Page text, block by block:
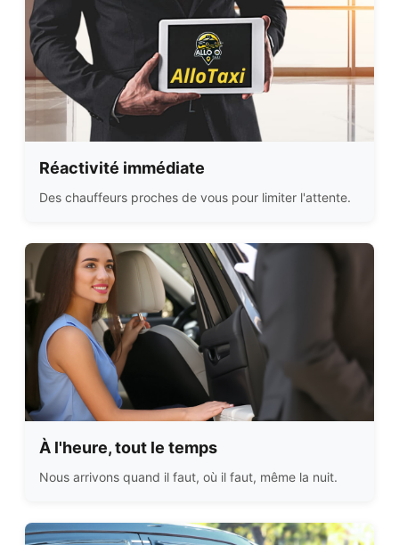
Réactivité immédiate
Des chauffeurs proches de vous pour limiter l'attente.
À l'heure, tout le temps
Nous arrivons quand il faut, où il faut, même la nuit.